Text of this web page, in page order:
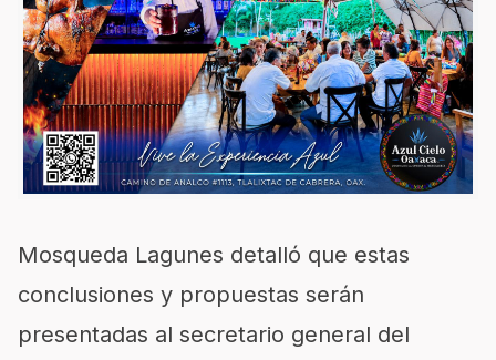
Mosqueda Lagunes detalló que estas
conclusiones y propuestas serán
presentadas al secretario general del